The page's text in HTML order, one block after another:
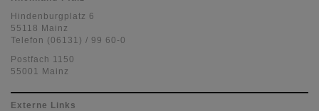
Hindenburgplatz 6
55118 Mainz
Telefon (06131) / 99 60-0
Postfach 1150
55001 Mainz
Externe Links